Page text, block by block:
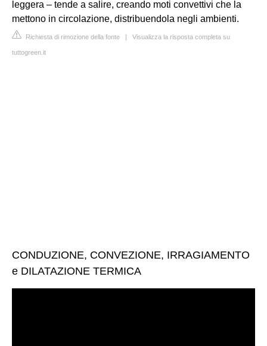
leggera – tende a salire, creando moti convettivi che la
mettono in circolazione, distribuendola negli ambienti.
Richiesta di rimozione della fonte | Visualizza la risposta completa su
tuttogreen.it
CONDUZIONE, CONVEZIONE, IRRAGIAMENTO
e DILATAZIONE TERMICA